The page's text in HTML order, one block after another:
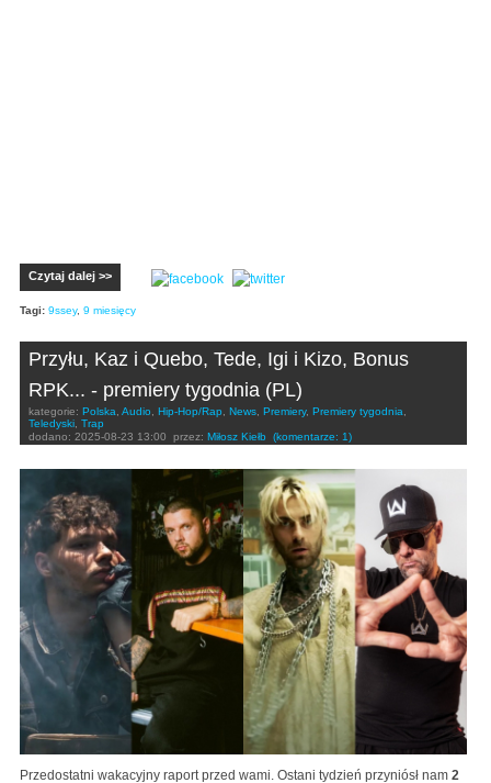
Czytaj dalej >>
Tagi: 9ssey, 9 miesięcy
Przyłu, Kaz i Quebo, Tede, Igi i Kizo, Bonus
RPK... - premiery tygodnia (PL)
kategorie: Polska, Audio, Hip-Hop/Rap, News, Premiery, Premiery tygodnia,
Teledyski, Trap
dodano: 2025-08-23 13:00 przez: Miłosz Kiełb (komentarze: 1)
Przedostatni wakacyjny raport przed wami. Ostani tydzień przyniósł nam 2